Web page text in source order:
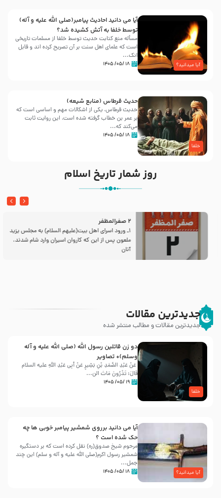
آیا میدانید؟
آیا می دانید احادیث پیامبر(صلی الله علیه و آله)
توسط خلفا به آتش کشیده شد؟
مسأله منع کتابت حدیث توسط خلفا از مسلمات تاریخی
است که علمای اهل سنت بر آن تصریح کرده اند و قابل
انک...
۱۸ /۰۵/ ۱۴۰۵
خلفا
حدیث قرطاس (منابع شیعه)
حدیث قرطاس، یکی از اشکالات مهم و اساسی است که
بر عمر بن خطاب گرفته شده است، این روایت ثابت
می‌کند که...
۱۸ /۰۵/ ۱۴۰۵
روز شمار تاریخ اسلام
1ـ ورود اسراى اهل بیت‌(علیهم السلام) به مجلس یزید
ملعون پس از این كه كاروان اسیران وارد شام شدند،
آنان
جدیدترین مقالات
جدیدترین مقالات و مطالب منتشر شده
خلفا
دو زن قاتلين رسول الله (صلى‌ الله‌ علیه‌ و آله‌
وسلم)+ تصاویر
عَنْ عَبْدِ الصَّمَدِ بْنِ بَشِیرٍ عَنْ أَبِی عَبْدِ اللَّهِ علیه السلام
قَالَ: تَدْرُونَ مَاتَ الن...
۱۹ /۰۵/ ۱۴۰۵
آیا میدانید؟
آیا می دانید برروی شمشیر پیامبر خوبی ها چه
حک شده است ؟
مرحوم شیخ صدوق(ره) نقل کرده است که بر دستگیره
شمشیر رسول اکرم(صلی الله علیه و آله و سلم) این چند
جمل...
۱۸ /۰۵/ ۱۴۰۵